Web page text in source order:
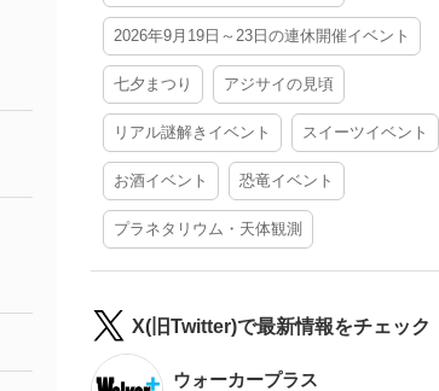
2026年9月19日～23日の連休開催イベント
七夕まつり アジサイの見頃
リアル謎解きイベント スイーツイベント
お酒イベント 恐竜イベント
プラネタリウム・天体観測
X(旧Twitter)で最新情報をチェック
ウォーカープラス